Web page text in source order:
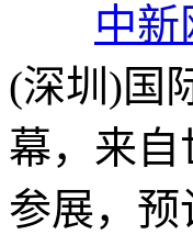
中新
(深圳)国
幕，来自
参展，预